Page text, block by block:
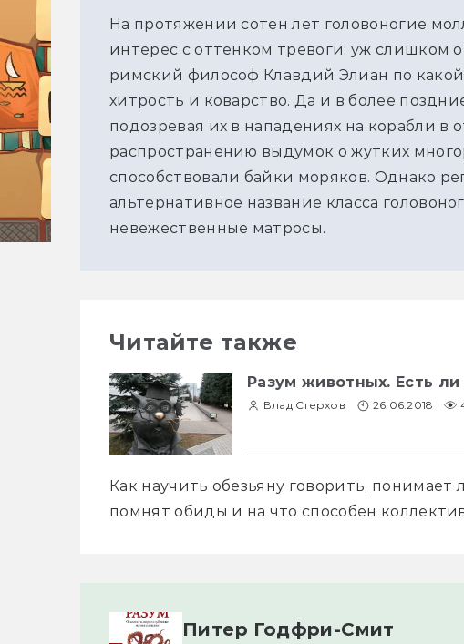
На протяжении сотен лет головоногие
интерес с оттенком тревоги: уж слишком
римский философ Клавдий Элиан по
хитрость и коварство. Да и в более
подозревая их в нападениях на корабли в
распространению выдумок о жутких
способствовали байки моряков. Однако
альтернативное название класса
невежественные матросы.
Читайте также
Разум животных. Есть
Влад Стерхов 26.06.2018
Как научить обезьяну говорить,
помнят обиды и на что способен
Питер Годфри-Смит